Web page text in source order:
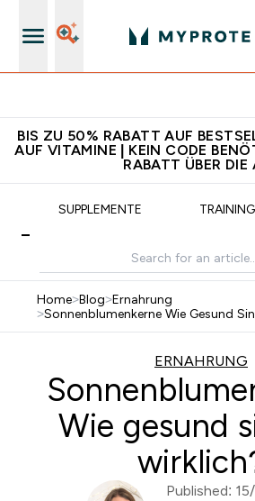
BIS ZU 50% RABATT AUF
AUF VITAMINE | KEIN CODE
RABATT ÜBER DIE
SUPPLEMENTE TRAINING
Home>Blog>Ernahrung
>Sonnenblumenkerne Wie Gesund
ERNAHRUNG
Wie gesund
Published: